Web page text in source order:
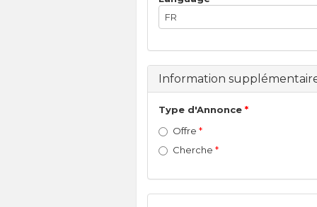
FR
Information
Type d'Annonce
Offre
Cherche